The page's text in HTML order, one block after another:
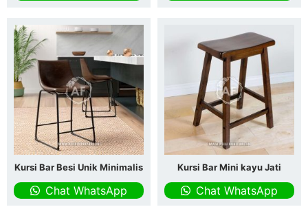
Kursi Bar Besi Unik Minimalis
Chat WhatsApp
Kursi Bar Mini kayu Jati
Chat WhatsApp